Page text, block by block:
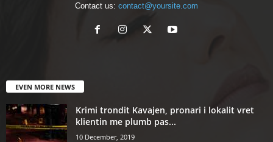
Contact us: contact@yoursite.com
EVEN MORE NEWS
Krimi trondit Kavajen, pronari i lokalit vret
klientin me plumb pas...
10 December, 2019